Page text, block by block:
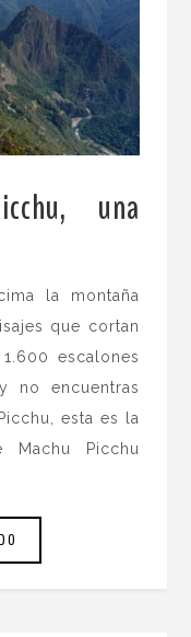
una
la montaña
que cortan
escalones
no encuentras
esta es la
Machu Picchu